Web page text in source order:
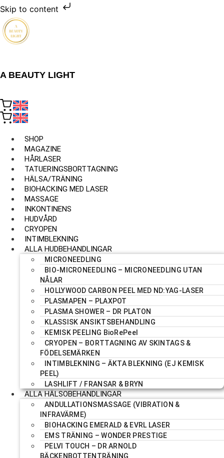
Skip to content
A BEAUTY LIGHT
SHOP
MAGAZINE
HÅRLASER
TATUERINGSBORTTAGNING
HÄLSA/TRÄNING
BIOHACKING MED LASER
MASSAGE
INKONTINENS
HUDVÅRD
CRYOPEN
INTIMBLEKNING
ALLA HUDBEHANDLINGAR
MICRONEEDLING
BIO-MICRONEEDLING – MICRONEEDLING UTAN
NÅLAR
HOLLYWOOD CARBON PEEL MED ND:YAG-LASER
PLASMAPEN – PLAXPOT
PLASMA SHOWER – DR PLATON
KLASSISK ANSIKTSBEHANDLING
KEMISK PEELING BioRePeel
CRYOPEN – BORTTAGNING AV SKINTAGS &
FÖDELSEMÄRKEN
INTIMBLEKNING – ÄKTA BLEKNING (EJ KEMISK
PEEL)
LASHLIFT / FRANSAR & BRYN
ALLA HÄLSOBEHANDLINGAR
ANDULLATIONSMASSAGE (VIBRATION &
INFRAVÄRME)
BIOHACKING EMERALD & EVRL LASER
EMS TRÄNING – WONDER PRESTIGE
PELVI TOUCH – DR ARNOLD
BÄCKENBOTTENTRÄNING